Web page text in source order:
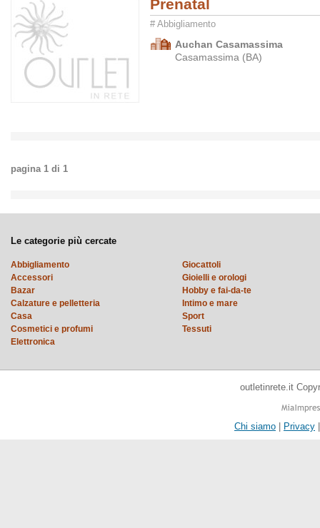
Prenatal
# Abbigliamento
Auchan Casamassima
Casamassima (BA)
pagina 1 di 1
Le categorie più cercate
Abbigliamento
Accessori
Bazar
Calzature e pelletteria
Casa
Cosmetici e profumi
Elettronica
Giocattoli
Gioielli e orologi
Hobby e fai-da-te
Intimo e mare
Sport
Tessuti
outletinrete.it
Chi siamo | Privacy